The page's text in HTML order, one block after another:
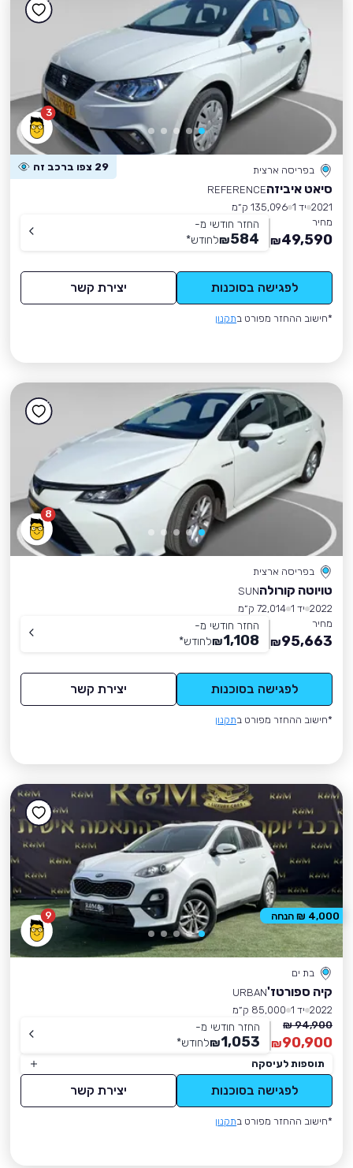
3
בפריסה ארצית 29 צפו ברכב זה
סיאט איביזהREFERENCE
2021 יד 1
135,096 ק״מ
מחיר
49,590
₪
החזר חודשי מ-
584
₪לחודש*
לפגישה בסוכנות יצירת קשר
*חישוב ההחזר מפורט בתקנון
8
בפריסה ארצית
טויוטה קורולהSUN
2022 יד 1
72,014 ק״מ
מחיר
95,663
₪
החזר חודשי מ-
1,108
₪לחודש*
לפגישה בסוכנות יצירת קשר
*חישוב ההחזר מפורט בתקנון
9
בת ים
קיה ספורטז'URBAN
2022 יד 1
85,000 ק״מ
94,900 ₪
90,900
₪
החזר חודשי מ-
1,053
₪לחודש*
תוספות לעיסקה
לפגישה בסוכנות יצירת קשר
*חישוב ההחזר מפורט בתקנון
4,000 ₪ הנחה